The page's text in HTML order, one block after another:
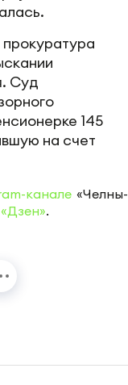
Суд
145
на счет
канале «Челны-
«Дзен».